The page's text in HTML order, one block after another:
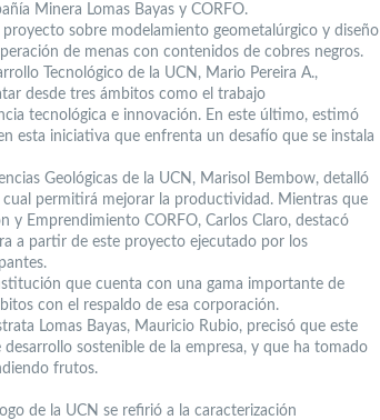
Minera Lomas Bayas y CORFO.
sobre modelamiento geometalúrgico y diseño
de menas con contenidos de cobres negros.
Tecnológico de la UCN, Mario Pereira A.,
desde tres ámbitos como el trabajo
tecnológica e innovación. En este último, estimó
esta iniciativa que enfrenta un desafío que se instala
Geológicas de la UCN, Marisol Bembow, detalló
permitirá mejorar la productividad. Mientras que
y Emprendimiento CORFO, Carlos Claro, destacó
a partir de este proyecto ejecutado por los
que cuenta con una gama importante de
con el respaldo de esa corporación.
Lomas Bayas, Mauricio Rubio, precisó que este
sostenible de la empresa, y que ha tomado
frutos.
de la UCN se refirió a la caracterización